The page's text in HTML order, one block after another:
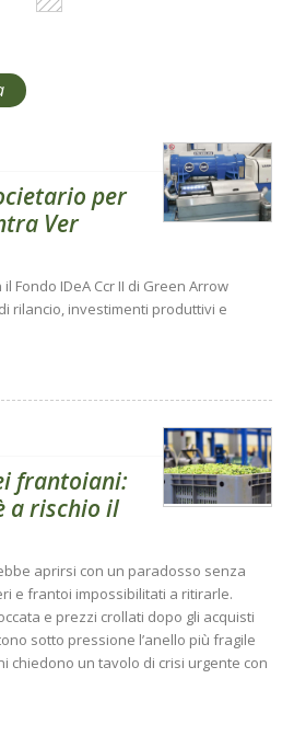
per
Ver
Fondo IDeA Ccr II di Green Arrow
rilancio, investimenti produttivi e
frantoiani:
a rischio il
aprirsi con un paradosso senza
e frantoi impossibilitati a ritirarle.
e prezzi crollati dopo gli acquisti
sotto pressione l’anello più fragile
chiedono un tavolo di crisi urgente con